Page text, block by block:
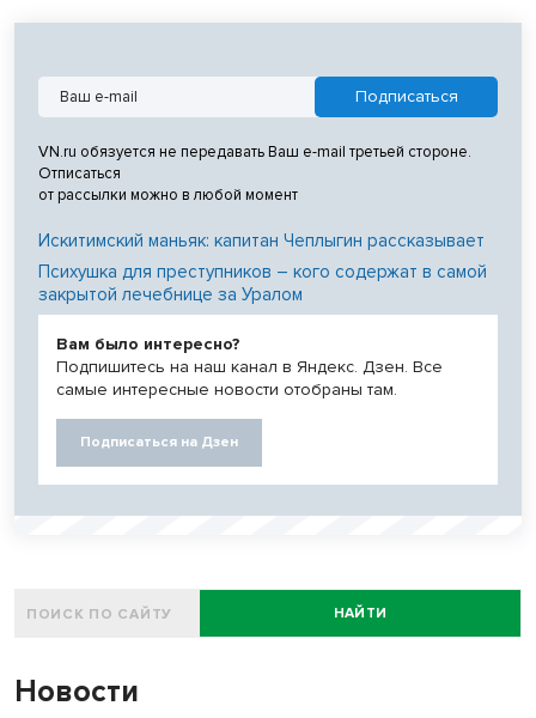
VN.ru обязуется не передавать Ваш e-mail третьей стороне.
Отписаться
от рассылки можно в любой момент
Искитимский маньяк: капитан Чеплыгин рассказывает
Психушка для преступников – кого содержат в самой
закрытой лечебнице за Уралом
Вам было интересно?
Подпишитесь на наш канал в Яндекс. Дзен. Все
самые интересные новости отобраны там.
Подписаться на Дзен
НАЙТИ
Новости